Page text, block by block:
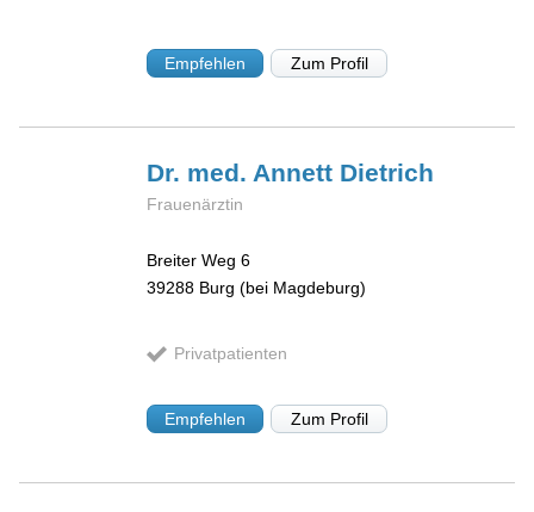
Empfehlen Zum Profil
Dr. med. Annett Dietrich
Frauenärztin
Breiter Weg 6
39288 Burg (bei Magdeburg)
Privatpatienten
Empfehlen Zum Profil